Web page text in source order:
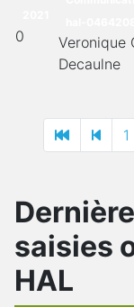
0
Veronique
Decaulne
1
saisies
HAL